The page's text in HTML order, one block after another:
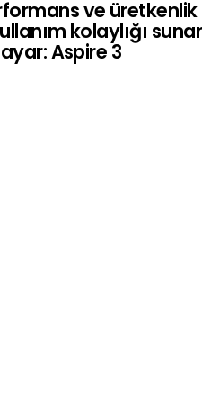
ve üretkenlik
kolaylığı
Aspire 3